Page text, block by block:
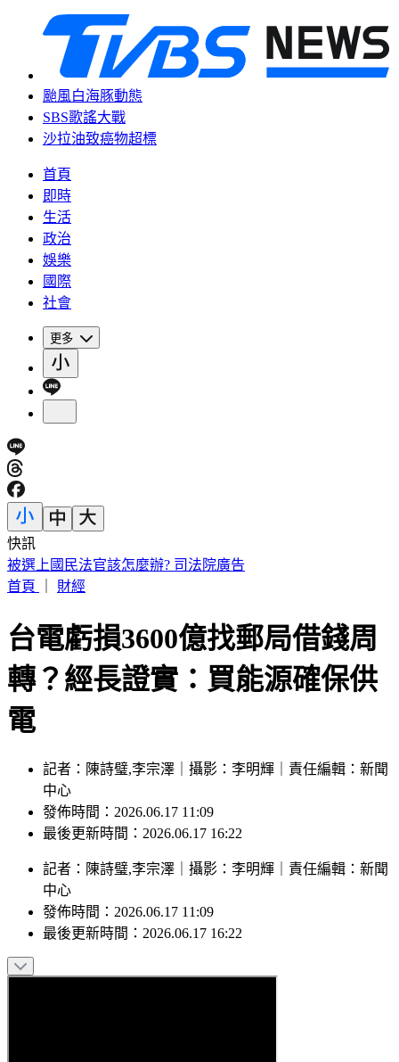
颱風白海豚動態
SBS歌謠大戰
沙拉油致癌物超標
首頁
即時
生活
政治
娛樂
國際
社會
更多
快訊
IU無預警召喚前男友 韓網替「她」心疼：很不舒服
首頁
財經
台電虧損3600億找郵局借錢周
轉？經長證實：買能源確保供
電
記者：陳詩璧,李宗澤｜攝影：李明輝｜責任編輯：新聞
中心
發佈時間：2026.06.17 11:09
最後更新時間：2026.06.17 16:22
記者 ： 陳詩璧,李宗澤 攝影 ： 李明輝 責任編輯 ： 新聞
中心
發佈時間： 2026.06.17 11:09
最後更新時間： 2026.06.17 16:22